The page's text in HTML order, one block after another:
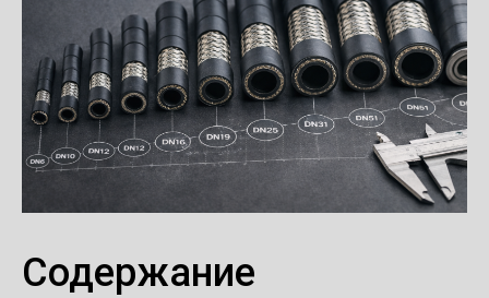
Содержание